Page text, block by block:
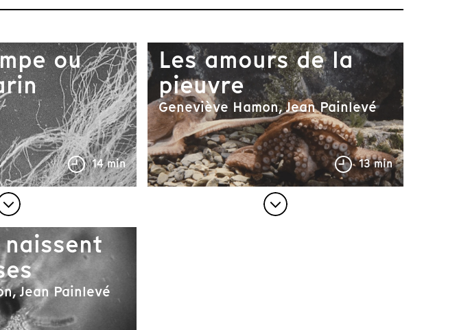
ou
14 min
Les amours de la
pieuvre
Geneviève Hamon, Jean Painlevé
13 min
naissent
Jean Painlevé